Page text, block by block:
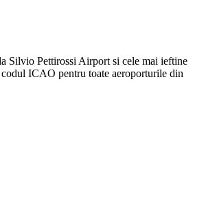
Silvio Pettirossi Airport si cele mai ieftine
ICAO pentru toate aeroporturile din